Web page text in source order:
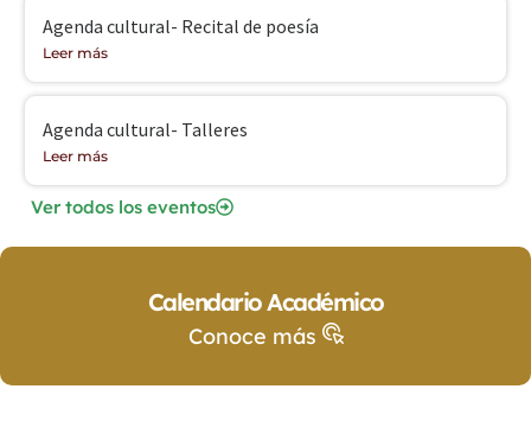
Agenda cultural- Recital de poesía
Leer más
Agenda cultural- Talleres
Leer más
Ver todos los eventos
Calendario Académico
Conoce más